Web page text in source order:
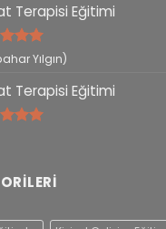
Terapisi Eğitimi
Yılgın)
Terapisi Eğitimi